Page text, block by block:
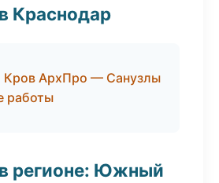
Краснодар
Кров АрхПро — Санузлы
работы
регионе: Южный